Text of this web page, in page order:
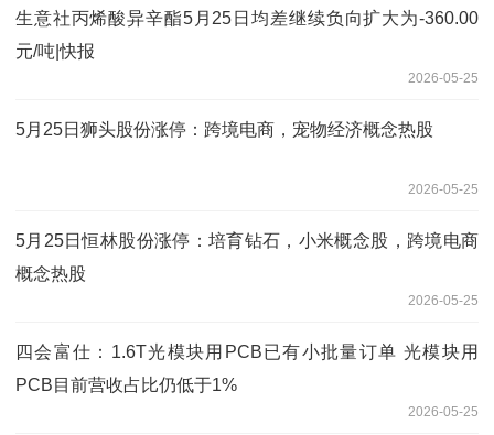
生意社丙烯酸异辛酯5月25日均差继续负向扩大为-360.00
元/吨|快报
2026-05-25
5月25日狮头股份涨停：跨境电商，宠物经济概念热股
2026-05-25
5月25日恒林股份涨停：培育钻石，小米概念股，跨境电商
概念热股
2026-05-25
四会富仕：1.6T光模块用PCB已有小批量订单 光模块用
PCB目前营收占比仍低于1%
2026-05-25